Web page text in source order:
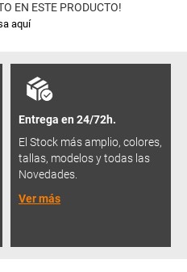
EN ESTE PRODUCTO!
aquí
Entrega en 24/72h.
El Stock más amplio, colores,
tallas, modelos y todas las
Novedades.
Ver más